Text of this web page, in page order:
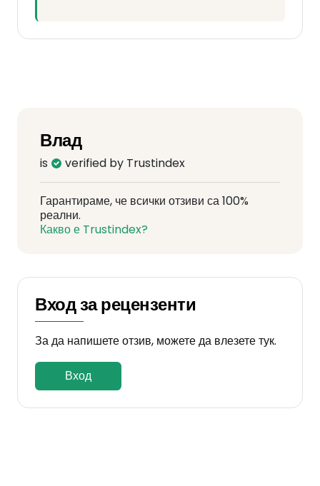
Влад
is verified by Trustindex
Гарантираме, че всички отзиви са 100%
реални.
Какво е Trustindex?
Вход за рецензенти
За да напишете отзив, можете да влезете тук.
Вход